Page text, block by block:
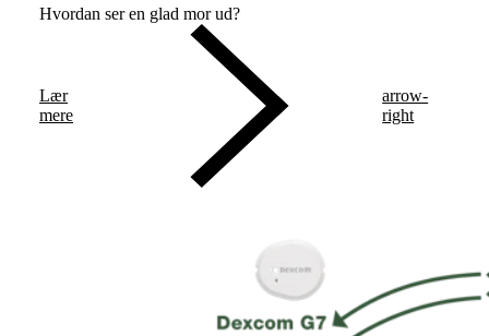
Hvordan ser en glad mor ud?
Lær
mere
arrow-
right